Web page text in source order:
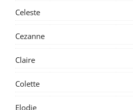
Celeste
Cezanne
Claire
Colette
Elodie